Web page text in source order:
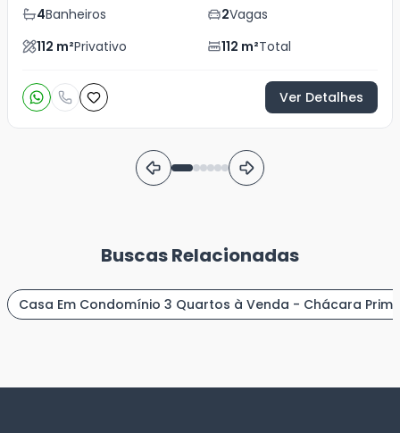
4Banheiros 2Vagas
112 m²Privativo 112 m²Total
Ver Detalhes
Buscas Relacionadas
Casa Em Condomínio 3 Quartos à Venda - Chácara